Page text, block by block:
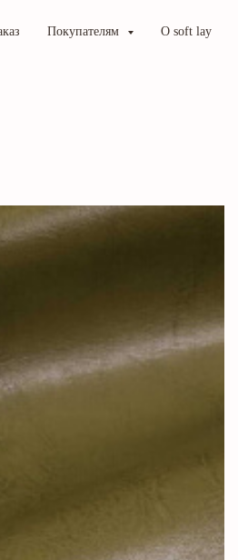
Покупателям О soft lay